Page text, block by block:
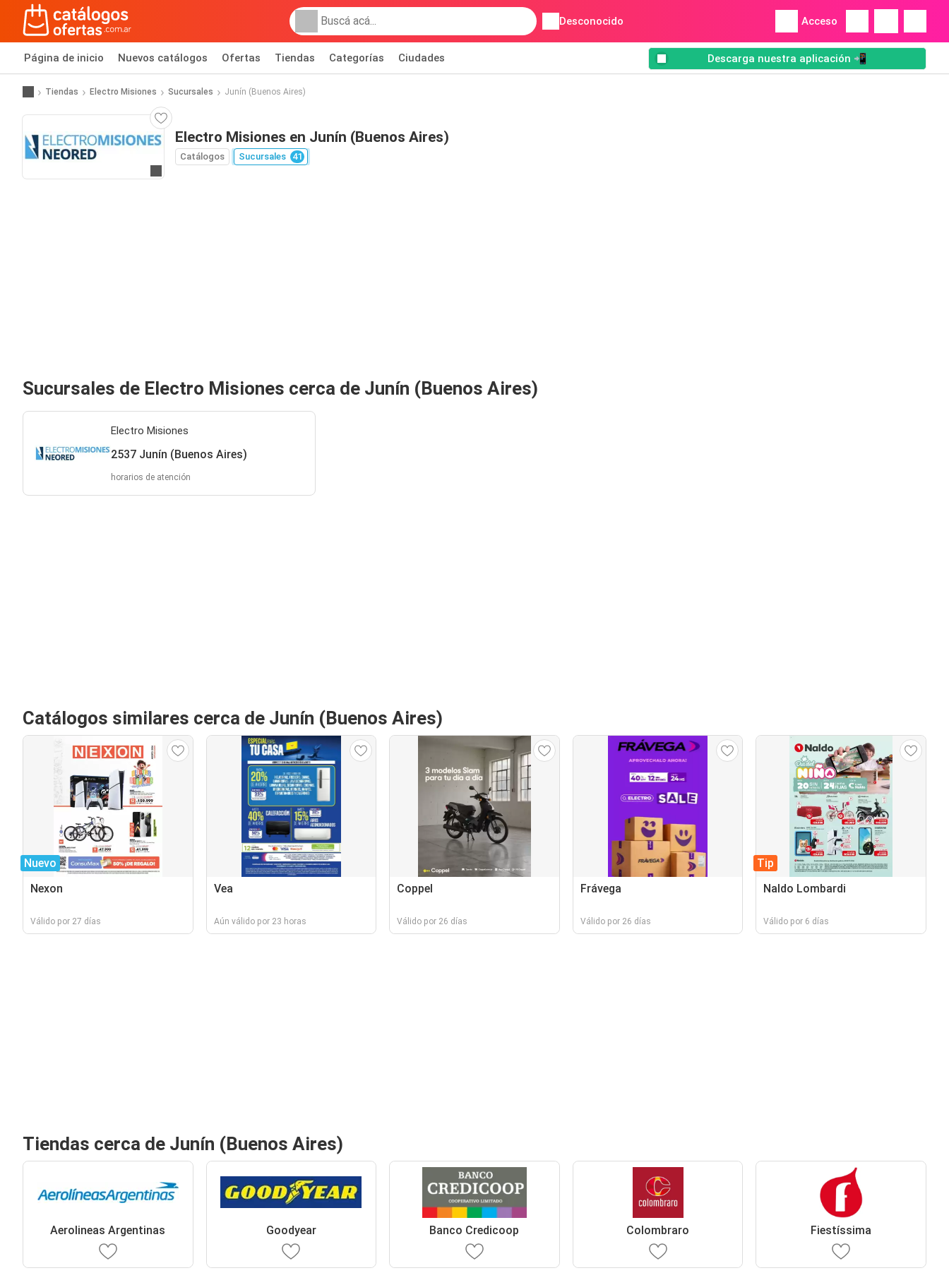
Desconocido Acceso
Página de inicio Nuevos catálogos Ofertas Tiendas Categorías Ciudades Descarga nuestra aplicación 📲
Tiendas Electro Misiones Sucursales Junín (Buenos Aires)
Electro Misiones en Junín (Buenos Aires)
Catálogos Sucursales 41
Sucursales de Electro Misiones cerca de Junín (Buenos Aires)
Electro Misiones
2537 Junín (Buenos Aires)
horarios de atención
Catálogos similares cerca de Junín (Buenos Aires)
Nuevo
Nexon
Válido por 27 días
Vea
Aún válido por 23 horas
Coppel
Válido por 26 días
Frávega
Válido por 26 días
Tip
Naldo Lombardi
Válido por 6 días
Tiendas cerca de Junín (Buenos Aires)
Aerolineas Argentinas Goodyear Banco Credicoop Colombraro Fiestíssima